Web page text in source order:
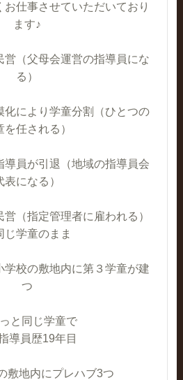
仕事させていただいており
ます♪
（父母会運営の指導員にな
る）
により学童分割（ひとつの
を任される）
員が引退（地域の指導員会
表になる）
（指定管理者に雇われる）
じ学童のまま
校の敷地内に第３学童が建
つ
と同じ学童で
員歴19年目
敷地内にプレハブ3つ